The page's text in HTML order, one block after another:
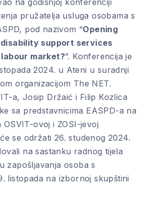
na godišnjoj konferenciji
pružatelja usluga osobama s
pod nazivom “Opening
support services
market?”. Konferencija je
2024. u Ateni u suradnji
organizacijom The NET.
a, Josip Držaić i Filip Kozlica
sa predstavnicima EASPD-a na
ovoj i ZOSI-jevoj
se održati 26. studenog 2024.
na sastanku radnog tijela
zapošljavanja osoba s
listopada na izbornoj skupštini